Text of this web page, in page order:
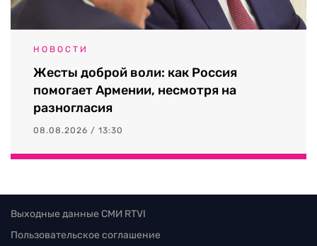
НОВОСТИ
Жесты доброй воли: как Россия
помогает Армении, несмотря на
разногласия
08.08.2026 / 13:30
Выходные данные СМИ RTVI
Пользовательское соглашение